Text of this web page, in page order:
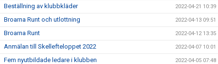
Beställning av klubbkläder 2022-04-21 10:39
Broarna Runt och utlottning 2022-04-13 09:51
Broarna Runt 2022-04-12 13:35
Anmälan till Skellefteloppet 2022 2022-04-07 10:01
Fem nyutbildade ledare i klubben 2022-04-05 07:48